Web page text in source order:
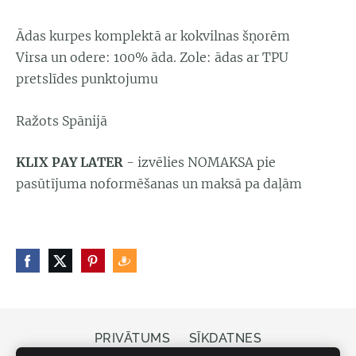
Ādas kurpes komplektā ar kokvilnas šņorēm
Virsa un odere: 100% āda. Zole: ādas ar TPU
pretslīdes punktojumu
Ražots Spānijā
KLIX PAY LATER - izvēlies NOMAKSA pie
pasūtījuma noformēšanas un maksā pa daļām
PRIVĀTUMS SĪKDATNES